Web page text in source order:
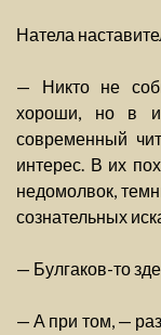
Натела
— Никто не
хороши, но в
современный
интерес. В их
недомолвок,
сознательных
— Булгаков-то
— А при том, —